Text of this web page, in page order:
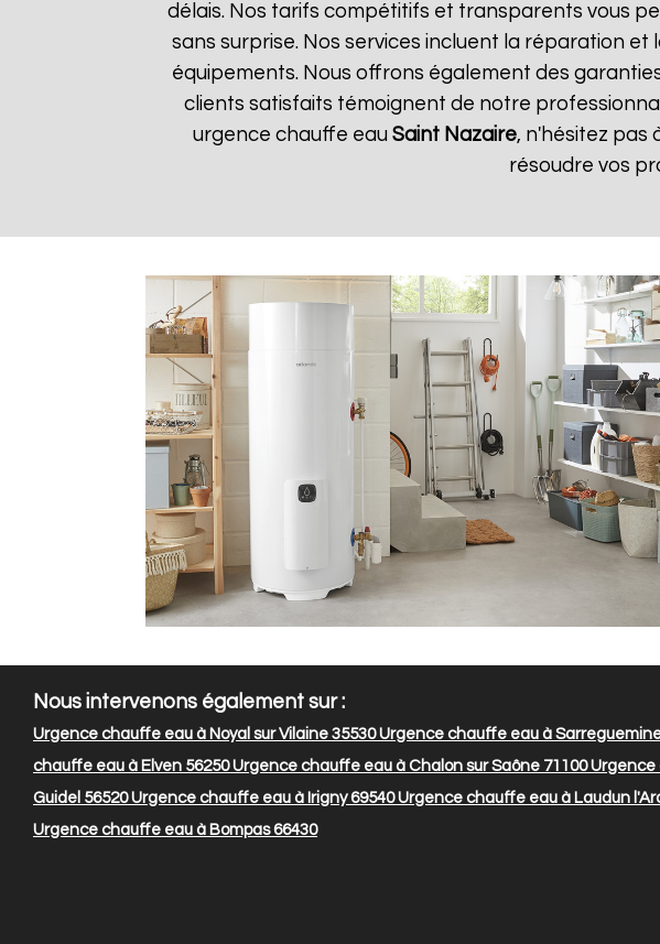
délais. Nos tarifs compétitifs et transparents vous
sans surprise. Nos services incluent la réparation
équipements. Nous offrons également des
clients satisfaits témoignent de notre
urgence chauffe eau Saint Nazaire, n'hésitez pas
résoudre vos
Nous intervenons également sur :
Urgence chauffe eau à Noyal sur Vilaine 35530Urgence chauffe eau à
chauffe eau à Elven 56250Urgence chauffe eau à Chalon sur Saône 71100Urgence
Guidel 56520Urgence chauffe eau à Irigny 69540Urgence chauffe eau à Laudun
Urgence chauffe eau à Bompas 66430